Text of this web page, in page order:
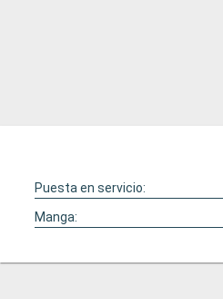
Puesta en servicio:
Manga: